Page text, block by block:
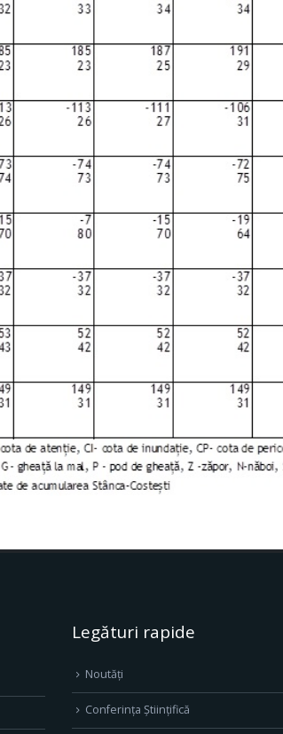
Legături rapide
Noutăți
Conferința Științifică